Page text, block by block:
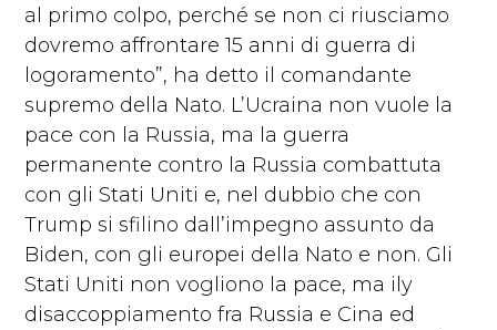
al primo colpo, perché se non ci riusciamo
dovremo affrontare 15 anni di guerra di
logoramento”, ha detto il comandante
supremo della Nato. L’Ucraina non vuole la
pace con la Russia, ma la guerra
permanente contro la Russia combattuta
con gli Stati Uniti e, nel dubbio che con
Trump si sfilino dall’impegno assunto da
Biden, con gli europei della Nato e non. Gli
Stati Uniti non vogliono la pace, ma ily
disaccoppiamento fra Russia e Cina ed